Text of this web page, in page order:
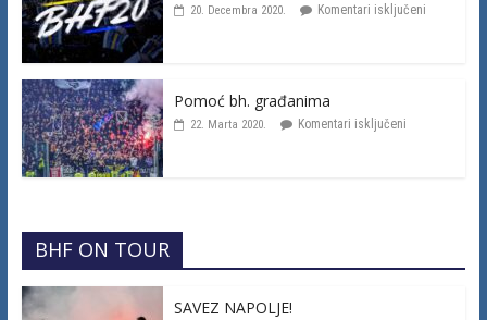
20. Decembra 2020. Komentari isključeni
Pomoć bh. građanima
22. Marta 2020. Komentari isključeni
BHF ON TOUR
SAVEZ NAPOLJE!